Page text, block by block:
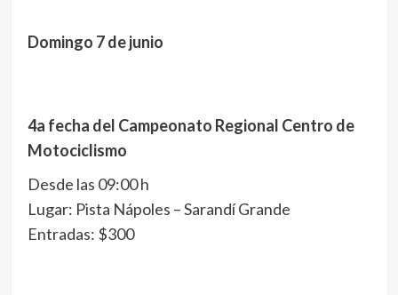
Domingo 7 de junio
4a fecha del Campeonato Regional Centro de
Motociclismo
Desde las 09:00 h
Lugar: Pista Nápoles – Sarandí Grande
Entradas: $300